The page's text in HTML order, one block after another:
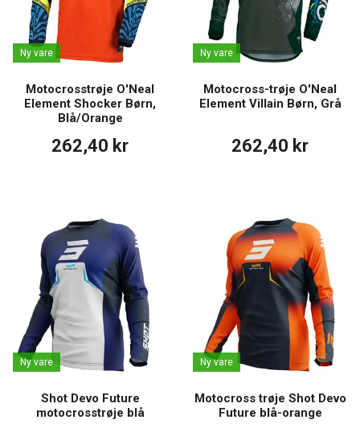
Ny vare
Motocrosstrøje O'Neal
Element Shocker Børn,
Blå/Orange
262,40 kr
Ny vare
Motocross-trøje O'Neal
Element Villain Børn, Grå
262,40 kr
Ny vare
Shot Devo Future
motocrosstrøje blå
Ny vare
Motocross trøje Shot Devo
Future blå-orange